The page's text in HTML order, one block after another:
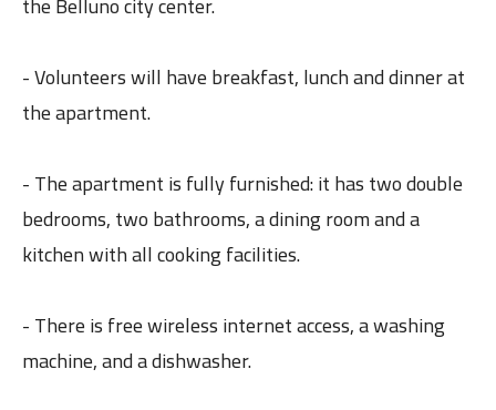
- Volunteers will have breakfast, lunch and dinner at
the apartment.
- The apartment is fully furnished: it has two double
bedrooms, two bathrooms, a dining room and a
kitchen with all cooking facilities.
- There is free wireless internet access, a washing
machine, and a dishwasher.